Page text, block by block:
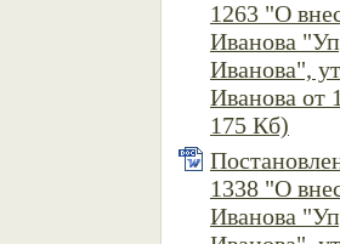
1263 "О
Иванова
Иванова",
Иванова от
175 Кб)
1338 "О
Иванова